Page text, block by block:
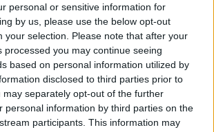
personal or sensitive information for
by us, please use the below opt-out
your selection. Please note that after your
processed you may continue seeing
based on personal information utilized by
disclosed to third parties prior to
may separately opt-out of the further
personal information by third parties on the
participants. This information may
των προγραμμάτων της Δίκαιης
και των έργων που
μέσω συμπράξεων δημόσιου και
πλαίσιο της συνολικής αναπτυξιακής